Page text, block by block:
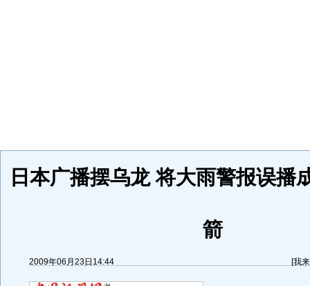
日本广播摆乌龙 将大雨警报误播
箭
2009年06月23日14:44 [我